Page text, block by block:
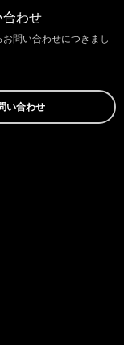
合わせ
問い合わせにつきまし
い合わせ